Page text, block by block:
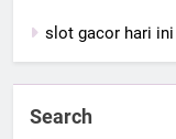
slot gacor hari ini
Search